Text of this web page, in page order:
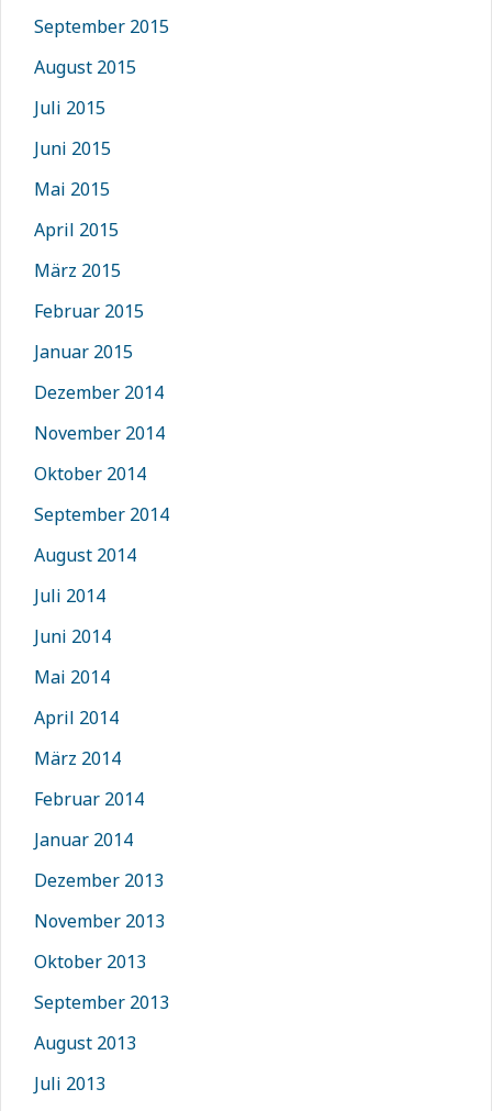
September 2015
August 2015
Juli 2015
Juni 2015
Mai 2015
April 2015
März 2015
Februar 2015
Januar 2015
Dezember 2014
November 2014
Oktober 2014
September 2014
August 2014
Juli 2014
Juni 2014
Mai 2014
April 2014
März 2014
Februar 2014
Januar 2014
Dezember 2013
November 2013
Oktober 2013
September 2013
August 2013
Juli 2013